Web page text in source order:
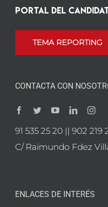
Portal del
TEMA REPORTING
CONTACTA CON
91 535 25 20 || 902 219
C/ Raimundo Fdez
ENLACES DE INTERÉS